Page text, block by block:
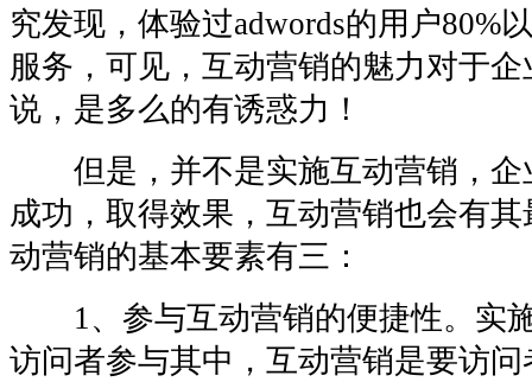
究发现，体验过adwords的用户80%
服务，可见，互动营销的魅力对于
说，是多么的有诱惑力！
但是，并不是实施互动营销，企
成功，取得效果，互动营销也会有
动营销的基本要素有三：
1、参与互动营销的便捷性。实
访问者参与其中，互动营销是要访